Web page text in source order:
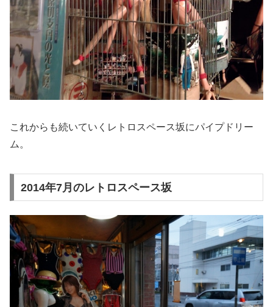
これからも続いていくレトロスペース坂にパイプドリー
ム。
2014年7月のレトロスペース坂